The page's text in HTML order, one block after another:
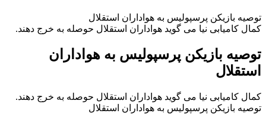
توصیه بازیکن پرسپولیس به هواداران استقلال
کمال کامیابی نیا می گوید هواداران استقلال حوصله به خرج دهند.
توصیه بازیکن پرسپولیس به هواداران
استقلال
کمال کامیابی نیا می گوید هواداران استقلال حوصله به خرج دهند.
توصیه بازیکن پرسپولیس به هواداران استقلال